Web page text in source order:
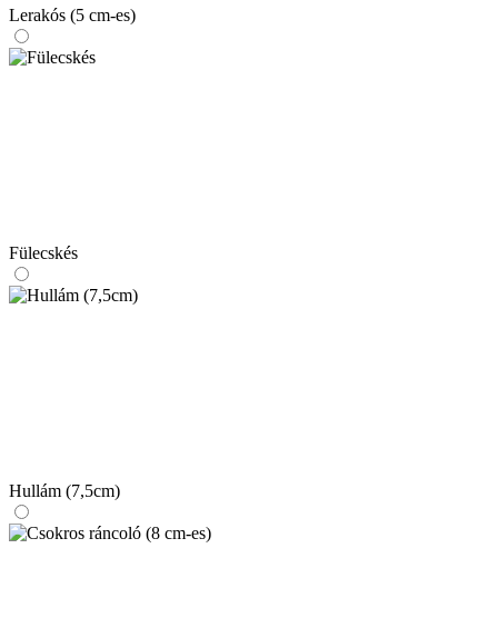
Lerakós (5 cm-es)
Fülecskés
Hullám (7,5cm)